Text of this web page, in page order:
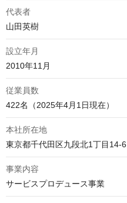
代表者
山田英樹
設立年月
2010年11月
従業員数
422名（2025年4月1日現在）
本社所在地
東京都千代田区九段北1丁目14-
事業内容
サービスプロデュース事業